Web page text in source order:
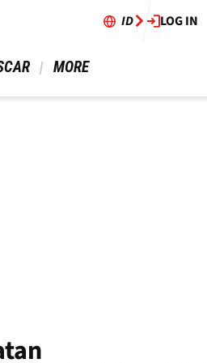
ID LOG IN
MORE